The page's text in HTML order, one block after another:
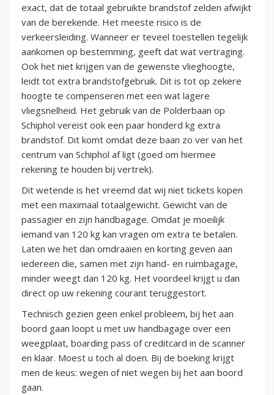
exact, dat de totaal gebruikte brandstof zelden afwijkt
van de berekende. Het meeste risico is de
verkeersleiding. Wanneer er teveel toestellen tegelijk
aankomen op bestemming, geeft dat wat vertraging.
Ook het niet krijgen van de gewenste vlieghoogte,
leidt tot extra brandstofgebruik. Dit is tot op zekere
hoogte te compenseren met een wat lagere
vliegsnelheid. Het gebruik van de Polderbaan op
Schiphol vereist ook een paar honderd kg extra
brandstof. Dit komt omdat deze baan zo ver van het
centrum van Schiphol af ligt (goed om hiermee
rekening te houden bij vertrek).
Dit wetende is het vreemd dat wij niet tickets kopen
met een maximaal totaalgewicht. Gewicht van de
passagier en zijn handbagage. Omdat je moeilijk
iemand van 120 kg kan vragen om extra te betalen.
Laten we het dan omdraaien en korting geven aan
iedereen die, samen met zijn hand- en ruimbagage,
minder weegt dan 120 kg. Het voordeel krijgt u dan
direct op uw rekening courant teruggestort.
Technisch gezien geen enkel probleem, bij het aan
boord gaan loopt u met uw handbagage over een
weegplaat, boarding pass of creditcard in de scanner
en klaar. Moest u toch al doen. Bij de boeking krijgt
men de keus: wegen of niet wegen bij het aan boord
gaan.